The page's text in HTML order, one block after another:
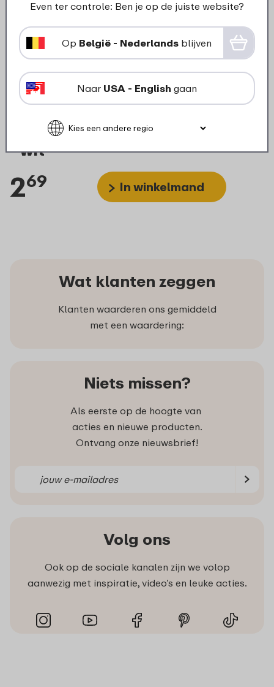
Bentobakje lunchbox Campus
- wit
269 In winkelmand
Wat klanten zeggen
Klanten waarderen ons gemiddeld
met een waardering:
Niets missen?
Als eerste op de hoogte van
acties en nieuwe producten.
Ontvang onze nieuwsbrief!
Volg ons
Ook op de sociale kanalen zijn we volop
aanwezig met inspiratie, video’s en leuke acties.
Even ter controle: Ben je op de juiste website?
Op België - Nederlands blijven
Naar USA - English gaan